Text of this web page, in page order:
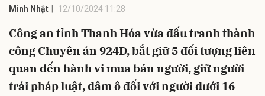
Minh Nhật 12/10/2024 11:28
Công an tỉnh Thanh Hóa vừa đấu tranh thành
công Chuyên án 924D, bắt giữ 5 đối tượng liên
quan đến hành vi mua bán người, giữ người
trái pháp luật, dâm ô đối với người dưới 16